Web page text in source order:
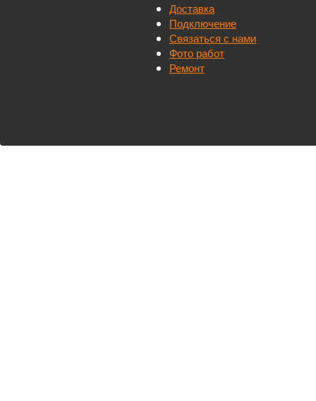
Доставка
Подключение
Связаться с нами
Фото работ
Ремонт